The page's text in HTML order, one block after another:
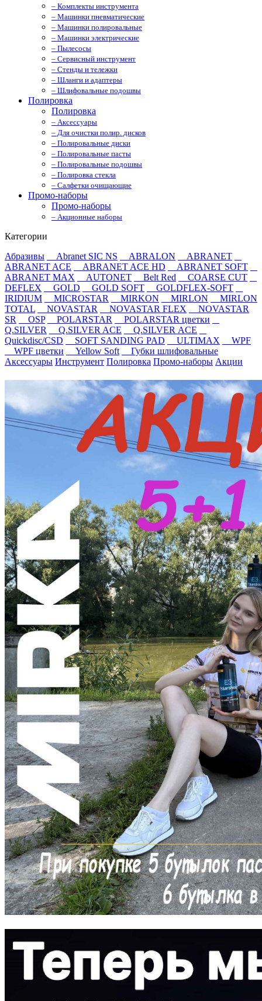
– Комплекты инструмента
– Машинки пневматические
– Машинки полировальные
– Машинки электрические
– Пылесосы
– Сервисный инструмент
– Стенды и тележки
– Шланги и адаптеры
– Шлифовальные подошвы
Полировка
Полировка
– Аксессуары
– Для очистки полир. дисков
– Полировальные диски
– Полировальные пасты
– Полировальные подошвы
– Полировка стекла
– Салфетки очищающие
Промо-наборы
Промо-наборы
– Акционные наборы
Категории
Абразивы
Abranet SIC NS ABRALON
ABRANET
ABRANET ACE
ABRANET ACE HD
ABRANET SOFT
ABRANET MAX
AUTONET Belt Red
COARSE CUT
DEFLEX
GOLD GOLD SOFT
GOLDFLEX-SOFT
IRIDIUM
MICROSTAR MIRKON MIRLON
MIRLON
TOTAL
NOVASTAR NOVASTAR FLEX
NOVASTAR
SR
OSP POLARSTAR
POLARSTAR цветки
Q.SILVER
Q.SILVER ACE
Q.SILVER ACE
Quickdisc/CSD
SOFT SANDING PAD ULTIMAX
WPF
WPF цветки
Yellow Soft
Губки шлифовальные
Аксессуары Инструмент Полировка Промо-наборы Акции